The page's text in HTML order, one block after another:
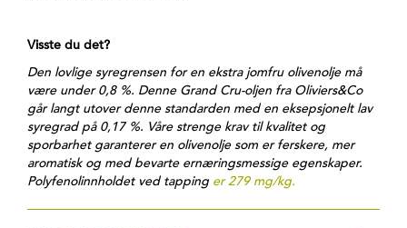
Visste du det?​
Den lovlige syregrensen for en ekstra jomfru olivenolje må
være under 0,8 %. Denne Grand Cru-oljen fra Oliviers&Co
går langt utover denne standarden med en eksepsjonelt lav
syregrad på 0,17 %. Våre strenge krav til kvalitet og
sporbarhet garanterer en olivenolje som er ferskere, mer
aromatisk og med bevarte ernæringsmessige egenskaper.
Polyfenolinnholdet ved tappinger 279 mg/kg.